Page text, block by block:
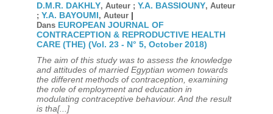
D.M.R. DAKHLY, Auteur ; Y.A. BASSIOUNY, Auteur
; Y.A. BAYOUMI, Auteur |
Dans EUROPEAN JOURNAL OF
CONTRACEPTION & REPRODUCTIVE HEALTH
CARE (THE) (Vol. 23 - N° 5, October 2018)
The aim of this study was to assess the knowledge
and attitudes of married Egyptian women towards
the different methods of contraception, examining
the role of employment and education in
modulating contraceptive behaviour. And the result
is tha[...]